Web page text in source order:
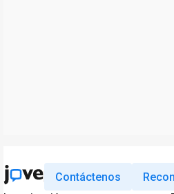
Contáctenos